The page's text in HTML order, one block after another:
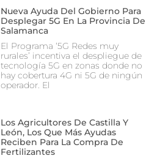
Nueva Ayuda Del Gobierno Para
Desplegar 5G En La Provincia De
Salamanca
El Programa ‘5G Redes muy
rurales’ incentiva el despliegue de
tecnología 5G en zonas donde no
hay cobertura 4G ni 5G de ningún
operador. El
Los Agricultores De Castilla Y
León, Los Que Más Ayudas
Reciben Para La Compra De
Fertilizantes